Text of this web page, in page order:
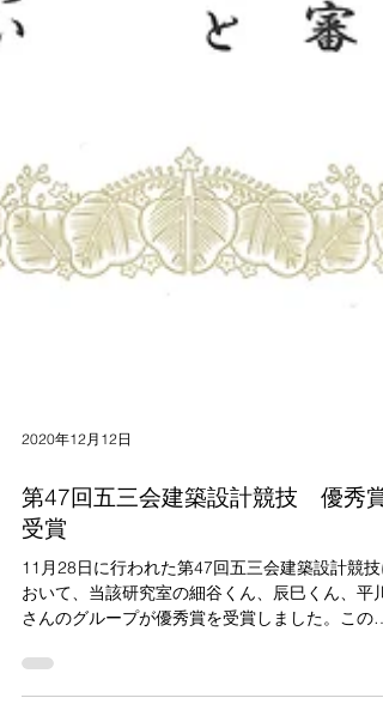
2020年12月12日
第47回五三会建築設計競技 優秀賞
受賞
11月28日に行われた第47回五三会建築設計競技
おいて、当該研究室の細谷くん、辰巳くん、平川